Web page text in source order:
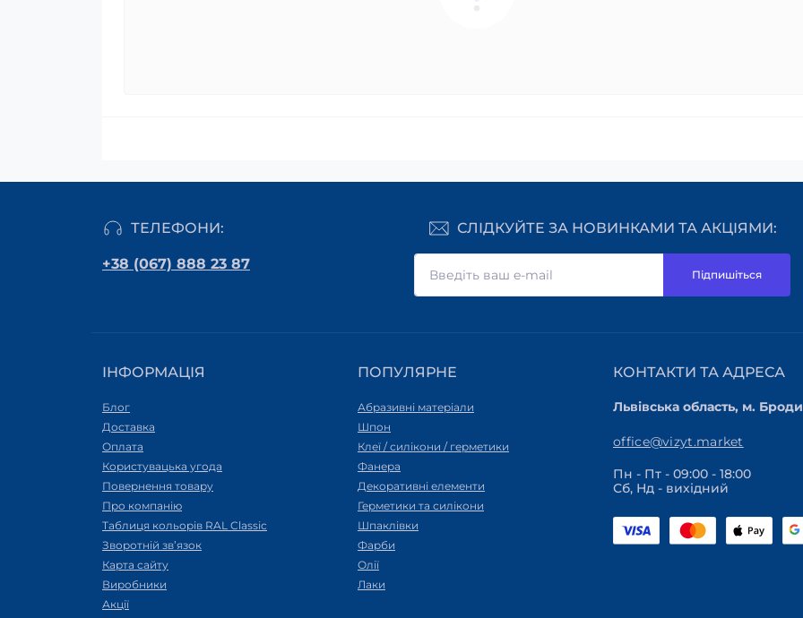
ТЕЛЕФОНИ:
+38 (067) 888 23 87
СЛІДКУЙТЕ ЗА НОВИНКАМИ ТА АКЦІЯМИ:
Підпишіться
ІНФОРМАЦІЯ
Блог
Доставка
Оплата
Користувацька угода
Повернення товару
Про компанію
Таблиця кольорів RAL Classic
Зворотній зв’язок
Карта сайту
Виробники
Акції
ПОПУЛЯРНЕ
Абразивні матеріали
Шпон
Клеї / силікони / герметики
Фанера
Декоративні елементи
Герметики та силікони
Шпаклівки
Фарби
Олії
Лаки
КОНТАКТИ ТА АДРЕСА
Львівська область, м.
office@vizyt.market
Пн - Пт - 09:00 - 18:00
Сб, Нд - вихідний